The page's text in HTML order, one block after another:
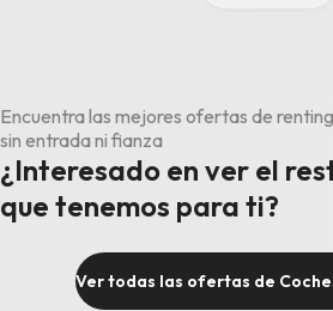
Encuentra las mejores ofertas de
sin entrada ni fianza
¿Interesado en ver el
que tenemos para ti?
Ver todas las ofertas de